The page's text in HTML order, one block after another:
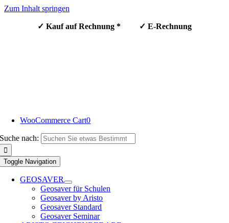
Zum Inhalt springen
✓ Kauf auf Rechnung * ✓ E-Rechnung
WooCommerce Cart0
Suche nach:
Toggle Navigation
GEOSAVER
Geosaver für Schulen
Geosaver by Aristo
Geosaver Standard
Geosaver Seminar